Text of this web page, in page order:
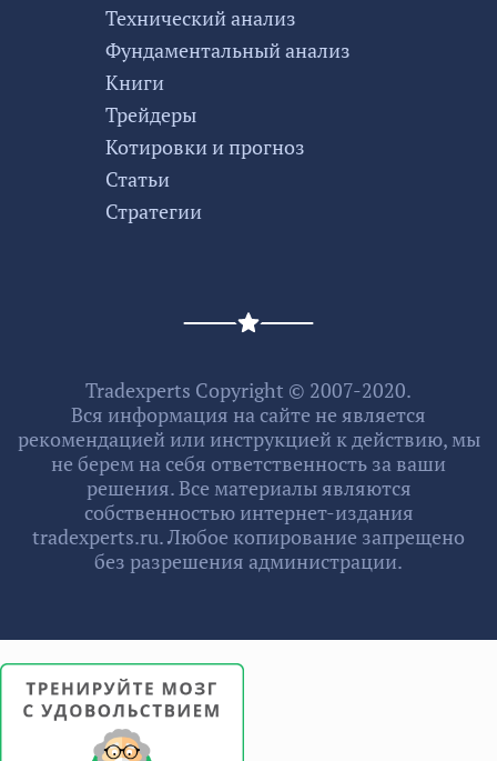
Технический анализ
Фундаментальный анализ
Книги
Трейдеры
Котировки и прогноз
Статьи
Стратегии
Tradexperts Copyright © 2007-2020.
Вся информация на сайте не является
рекомендацией или инструкцией к действию, мы
не берем на себя ответственность за ваши
решения. Все материалы являются
собственностью интернет-издания
tradexperts.ru. Любое копирование запрещено
без разрешения администрации.